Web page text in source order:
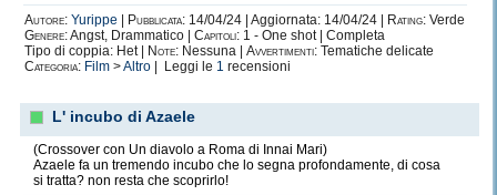
Autore: Yurippe Pubblicata: 14/04/24 | Aggiornata: 14/04/24 | Rating: Verde
Genere:Angst, Drammatico | Capitoli: 1 - One shot | Completa
Tipo di coppia: Het |
Note: Nessuna | Avvertimenti: Tematiche delicate
Categoria: Film >Altro | Leggi le 1 recensioni
L' incubo di Azaele
(Crossover con Un diavolo a Roma di Innai Mari)
Azaele fa un tremendo incubo che lo segna profondamente, di cosa
si tratta? non resta che scoprirlo!